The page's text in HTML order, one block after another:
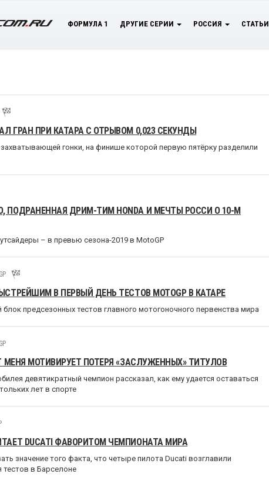
ФОРМУЛА 1 ДРУГИЕ СЕРИИ РОССИЯ СТАТЬИ
ГРАН ПРИ КАТАРА С ОТРЫВОМ 0,023 СЕКУНДЫ
гонки, на финише которой первую пятёрку разделили
ДРИМ-ТИМ HONDA И МЕЧТЫ РОССИ О 10-М
– в превью сезона-2019 в MotoGP
В ПЕРВЫЙ ДЕНЬ ТЕСТОВ MOTOGP В КАТАРЕ
предсезонных тестов главного мотогоночного первенства мира
МЕНЯ МОТИВИРУЕТ ПОТЕРЯ «ЗАСЛУЖЕННЫХ» ТИТУЛОВ
девятикратный чемпион рассказал, как ему удается оставаться
лет в спорте
DUCATI ФАВОРИТОМ ЧЕМПИОНАТА МИРА
значение того факта, что четыре пилота Ducati возглавили
тестов в Барселоне